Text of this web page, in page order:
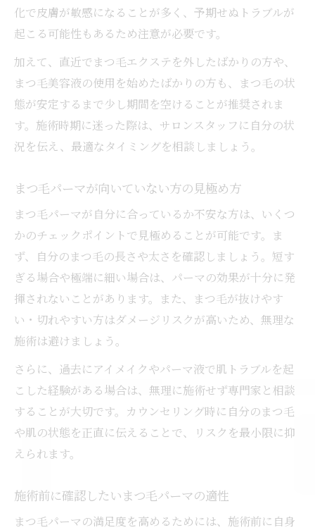
化で皮膚が敏感になることが多く、予期せぬトラブルが
起こる可能性もあるため注意が必要です。
加えて、直近でまつ毛エクステを外したばかりの方や、
まつ毛美容液の使用を始めたばかりの方も、まつ毛の状
態が安定するまで少し期間を空けることが推奨されま
す。施術時期に迷った際は、サロンスタッフに自分の状
況を伝え、最適なタイミングを相談しましょう。
まつ毛パーマが向いていない方の見極め方
まつ毛パーマが自分に合っているか不安な方は、いくつ
かのチェックポイントで見極めることが可能です。ま
ず、自分のまつ毛の長さや太さを確認しましょう。短す
ぎる場合や極端に細い場合は、パーマの効果が十分に発
揮されないことがあります。また、まつ毛が抜けやす
い・切れやすい方はダメージリスクが高いため、無理な
施術は避けましょう。
さらに、過去にアイメイクやパーマ液で肌トラブルを起
こした経験がある場合は、無理に施術せず専門家と相談
することが大切です。カウンセリング時に自分のまつ毛
や肌の状態を正直に伝えることで、リスクを最小限に抑
えられます。
施術前に確認したいまつ毛パーマの適性
まつ毛パーマの満足度を高めるためには、施術前に自身